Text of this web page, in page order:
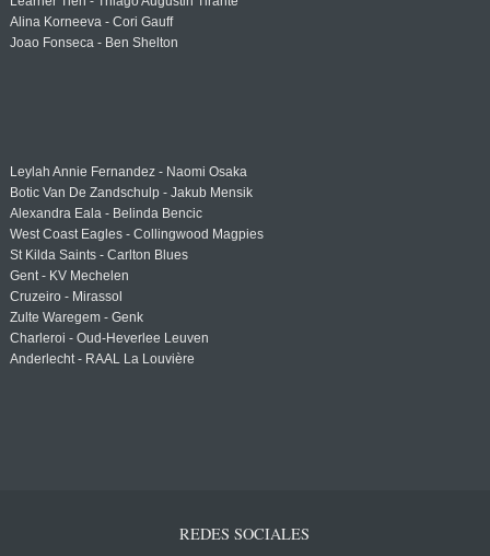
Alina Korneeva - Cori Gauff
Joao Fonseca - Ben Shelton
Leylah Annie Fernandez - Naomi Osaka
Botic Van De Zandschulp - Jakub Mensik
Alexandra Eala - Belinda Bencic
West Coast Eagles - Collingwood Magpies
St Kilda Saints - Carlton Blues
Gent - KV Mechelen
Cruzeiro - Mirassol
Zulte Waregem - Genk
Charleroi - Oud-Heverlee Leuven
Anderlecht - RAAL La Louvière
REDES SOCIALES